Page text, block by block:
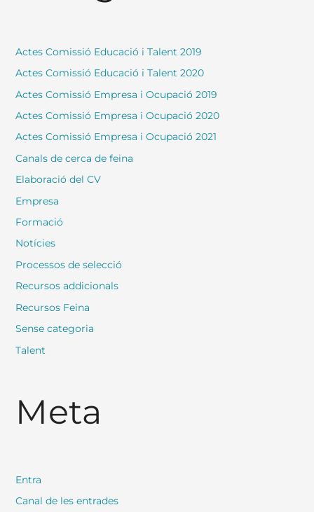
Actes Comissió Educació i Talent 2019
Actes Comissió Educació i Talent 2020
Actes Comissió Empresa i Ocupació 2019
Actes Comissió Empresa i Ocupació 2020
Actes Comissió Empresa i Ocupació 2021
Canals de cerca de feina
Elaboració del CV
Empresa
Formació
Notícies
Processos de selecció
Recursos addicionals
Recursos Feina
Sense categoria
Talent
Meta
Entra
Canal de les entrades